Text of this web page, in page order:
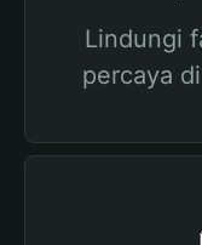
Lindungi
percaya